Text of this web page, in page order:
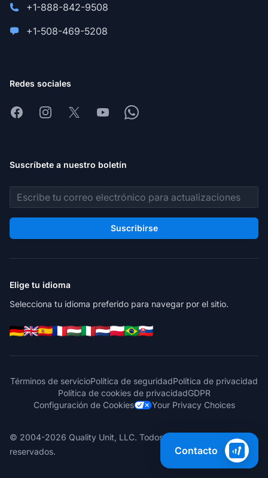
+1-888-842-9508
+1-508-469-5208
Redes sociales
FacebookInstagram
X YoutubeWhatsapp
Suscríbete a nuestro boletín
Dirección de correo electrónico
Suscribirse
Elige tu idioma
Selecciona tu idioma preferido para navegar por el sitio.
Términos de servicioPolítica de seguridadPolítica de privacidad
Política de cookies de privacidadGDPR
Configuración de Cookies
Your Privacy Choices
© 2004-2026 Quality Unit, LLC. Todos los derechos
reservados.
Contacto